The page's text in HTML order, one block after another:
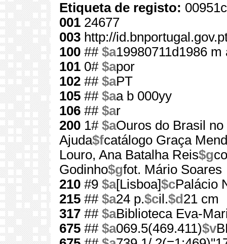
Etiqueta de registo:
001 24677
003 http://
100 ## $a19980711d1986
101 0# $apor
102 ## $aPT
105 ## $aa b 000yy
106 ## $ar
200 1# $aOuros do Brasil
Ajuda$fcatálogo Graça
Louro, Ana Batalha Reis$g
Godinho$gfot. Mário Soares
210 #9 $a[Lisboa]$cPalácio
215 ## $a24 p.$cil.$d 21 cm
317 ## $aBiblioteca Eva-
675 ## $a069.5(469.411)$v